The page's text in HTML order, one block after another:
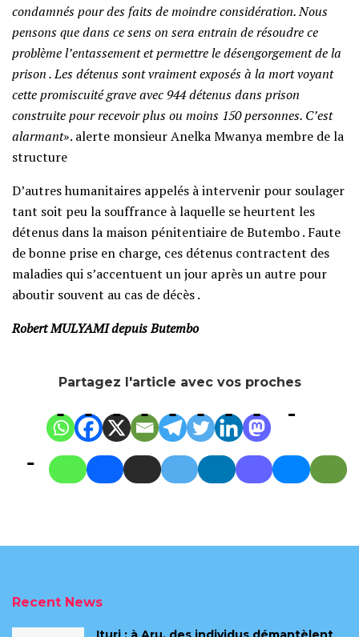
condamnés pour des faits de moindre considération. Nous
pensons que dans ce sens on sera entrain de résoudre ce
problème l’entassement et permettre le désengorgement de la
prison . Les détenus sont vraiment exposés à la mort voyant
cette promiscuité grave avec 944 détenus dans prison
construite pour recevoir plus ou moins 150 personnes. C’est
alarmant». alerte monsieur Anelka Mwanya membre de la
structure
D’autres humanitaires appelés à intervenir pour soulager
tant soit peu la souffrance à laquelle se heurtent les
détenus dans la maison pénitentiaire de Butembo . Faute
de bonne prise en charge, ces détenus contractent des
maladies qui s’accentuent un jour après un autre pour
aboutir souvent au cas de décès .
Robert MULYAMI depuis Butembo
Partagez l'article avec vos proches
Recent News